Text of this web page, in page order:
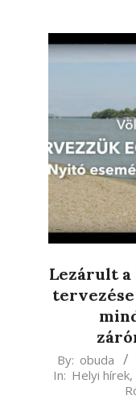
Lezárult a
2023-
09-
By: obuda
In: Helyi hírek,